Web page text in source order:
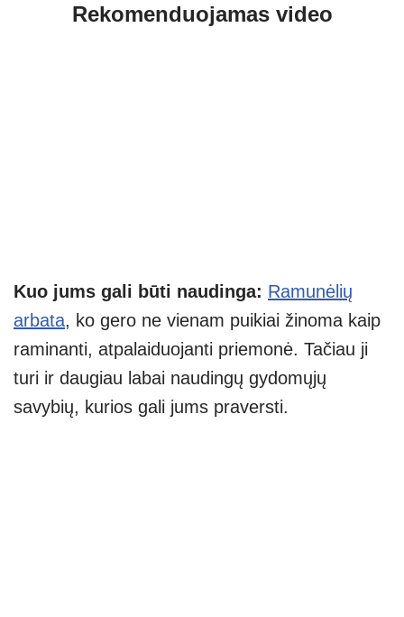
Rekomenduojamas video
Kuo jums gali būti naudinga: Ramunėlių
arbata, ko gero ne vienam puikiai žinoma kaip
raminanti, atpalaiduojanti priemonė. Tačiau ji
turi ir daugiau labai naudingų gydomųjų
savybių, kurios gali jums praversti.